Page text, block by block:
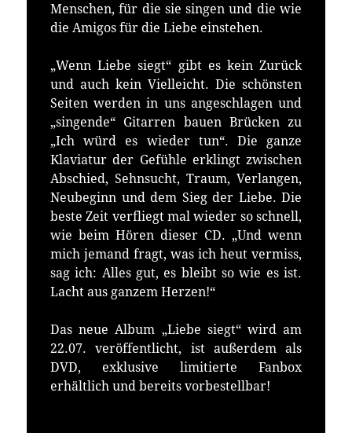
Menschen, für die sie singen und die wie
die Amigos für die Liebe einstehen.
„Wenn Liebe siegt“ gibt es kein Zurück
und auch kein Vielleicht. Die schönsten
Seiten werden in uns angeschlagen und
„singende“ Gitarren bauen Brücken zu
„Ich würd es wieder tun“. Die ganze
Klaviatur der Gefühle erklingt zwischen
Abschied, Sehnsucht, Traum, Verlangen,
Neubeginn und dem Sieg der Liebe. Die
beste Zeit verfliegt mal wieder so schnell,
wie beim Hören dieser CD. „Und wenn
mich jemand fragt, was ich heut vermiss,
sag ich: Alles gut, es bleibt so wie es ist.
Lacht aus ganzem Herzen!“
Das neue Album „Liebe siegt“ wird am
22.07. veröffentlicht, ist außerdem als
DVD, exklusive limitierte Fanbox
erhältlich und bereits vorbestellbar!